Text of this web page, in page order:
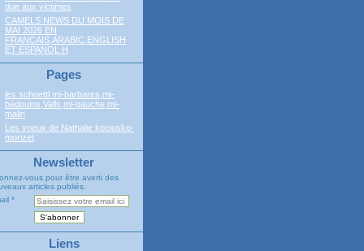
due aux victimes
CAMELS NEWS DU MOIS DE
MAI 2026 EN
FRANCAIS,ARABIC,ENGLISH
ET ESPANOL H
Pages
les schoettl mi-barbares,mi-
bédouins,Valls,mi-gauche,mi-
malin
Les voeux de Nathalie kociusko-
morizet
Newsletter
vous pour être averti des
articles publiés.
Liens